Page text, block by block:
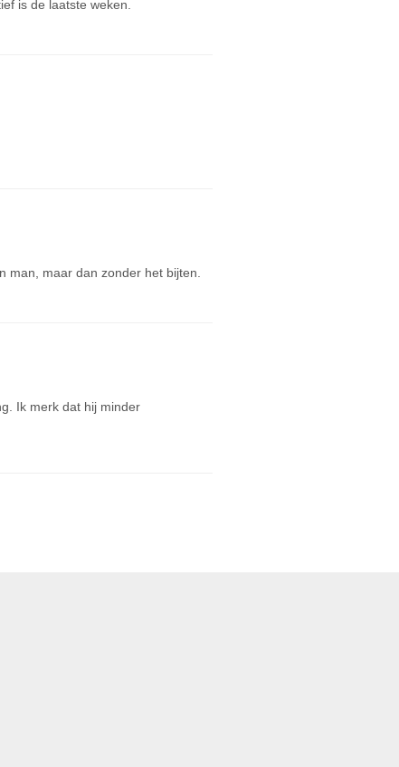
is de laatste weken.
man, maar dan zonder het bijten.
Ik merk dat hij minder